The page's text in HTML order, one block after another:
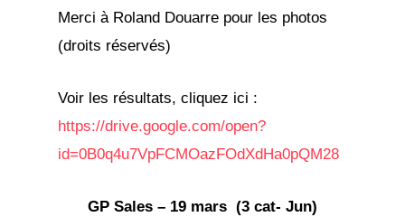
Merci à Roland Douarre pour les photos
(droits réservés)
Voir les résultats, cliquez ici :
https://drive.google.com/open?
id=0B0q4u7VpFCMOazFOdXdHa0pQM28
GP Sales – 19 mars (3 cat- Jun)